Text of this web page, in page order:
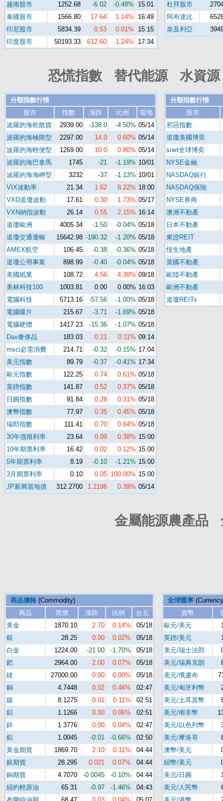
越南股市
1252.68 -6.02 -0.48%
15:01
泰國股市
1566.80 17.64 1.14%
16:49
印尼股市
5834.39 0.53 0.01%
15:15
印度股市
50193.33 612.60 1.24% 17:34
杜拜股市
阿布達比
奈及利亞
恐慌指數 替代能源 水資
分類指數行情
股市
指數 漲跌 比例
當地
波羅的海乾散貨
2939.00 -138.0 -4.50% 05/14
波羅的海極限型
2297.00 14.0 0.60% 05/14
波羅的海輕便型
1269.00 10.0 0.80% 05/14
波羅的海巴拿馬
1745 -21 -1.19% 10/01
波羅的海海岬型
3232 -37 -1.13% 10/01
VIX波動率
21.34 1.62 8.22% 18:00
VXD道瓊波動
17.61 0.30 1.73% 05/17
VXN納指波動
26.14 0.55 2.15% 16:14
道瓊歐洲
4005.34 -1.50 -0.04% 05/18
道瓊交通運輸
15642.98 -190.32 -1.20% 05/18
AMEX航空
106.45 -0.38 -0.36% 05/18
道瓊公用事業
898.99 -0.40 -0.04% 05/18
美國紙業
108.72 4.56 4.38% 09/18
美林科技100
1003.81 0.00 0.00% 16:03
電腦科技
5713.16 -57.56 -1.00% 05/18
電腦碟片
215.67 -3.71 -1.69% 05/18
電腦硬體
1417.23 -15.36 -1.07% 05/18
Dax奢侈品
183.03 0.21 0.11% 09:14
msci必需消費
214.71 -0.32 -0.15% 17:04
美元指數
89.79 -0.37 -0.41% 17:34
歐元指數
122.25 0.74 0.61% 05/18
英鎊指數
141.87 0.52 0.37% 05/18
日圓指數
91.84 0.28 0.31% 05/18
澳幣指數
77.97 0.35 0.45% 05/18
瑞郎指數
111.41 0.70 0.64% 05/18
30年債殖利率
23.64 0.09 0.38% 15:00
10年期票利率
16.42 0.02 0.12% 15:00
5年期票利率
8.19 -0.10 -1.21% 15:00
3月期票利率
0.10 0.05 100.00% 15:00
JP新興當地債
312.2700 1.2196 0.39% 05/14
分類指數行情
股市
邪惡指數
道瓊美國博奕
snet全球博奕
NYSE金融
NASDAQ銀行
NASDAQ保險
NYSE券商
澳洲不動產
日本不動產
東證REIT
恆生地產
英國不動產
歐陸不動產
歐洲不動產
道瓊REITs
金屬能源農產品
商品價格(Commodity)
商品
買價 漲跌 比例
台北
黃金
1870.10 2.70 0.14%
05/18
銀
28.25 0.00 0.02%
05/18
白金
1224.00 -21.00 -1.70%
05/18
鈀
2964.00 2.00 0.07%
05/18
銠
27000.00 0.00 0.00%
05/18
銅
4.7448 0.02 0.46%
02:47
鎳
8.1275 0.01 0.11%
02:51
鋁
1.1266 0.00 0.06%
02:51
鋅
1.3776 0.00 0.04%
02:47
鉛
1.0045 -0.01 -0.66%
02:50
黃金期貨
1869.70 2.10 0.11%
04:44
銀期貨
28.295 0.021 0.07%
04:44
銅期貨
4.7070 -0.0045 -0.10%
04:44
紐約輕原油
65.31 -0.97 -1.46%
04:43
全球匯率
貨幣
歐元/美元
英鎊/美元
美元/瑞士法郎
美元/瑞典克朗
美元/俄盧布
美元/匈牙利幣
美元/土耳其幣
美元/南非幣
美元/以色列幣
美元/摩洛哥
澳幣/美元
紐幣/美元
美元/日圓
美元/人民幣